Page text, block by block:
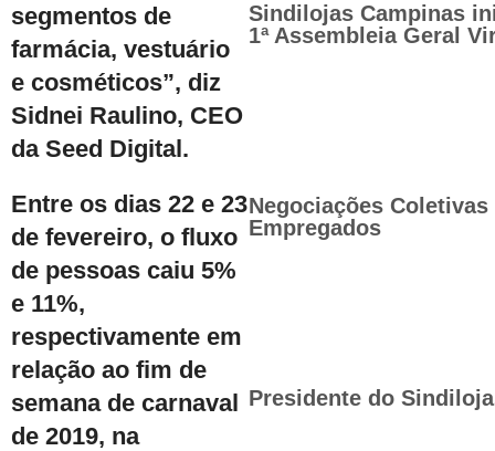
segmentos de
farmácia, vestuário
e cosméticos”, diz
Sidnei Raulino, CEO
da Seed Digital.
Entre os dias 22 e 23
de fevereiro, o fluxo
de pessoas caiu 5%
e 11%,
respectivamente em
relação ao fim de
semana de carnaval
de 2019, na
Sindilojas Campinas
1ª Assembleia Geral
Negociações
Empregados
Presidente do